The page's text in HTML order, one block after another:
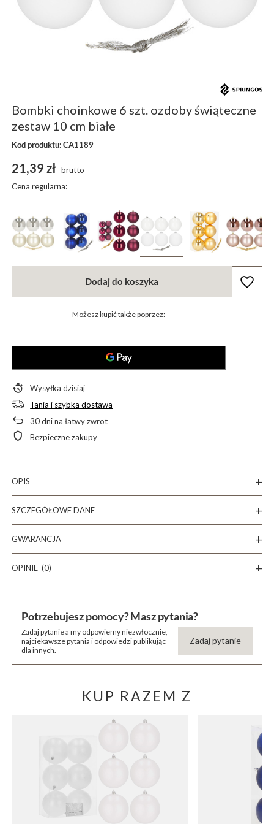
Bombki choinkowe 6 szt. ozdoby świąteczne
zestaw 10 cm białe
Kod produktu: CA1189
21,39 zł brutto
Cena regularna:
Dodaj do koszyka
Możesz kupić także poprzez:
Wysyłkadzisiaj
Tania i szybka dostawa
30dni na łatwy zwrot
Bezpieczne zakupy
OPIS
SZCZEGÓŁOWE DANE
GWARANCJA
OPINIE (0)
Potrzebujesz pomocy? Masz pytania?
Zadaj pytanie a my odpowiemy niezwłocznie,
najciekawsze pytania i odpowiedzi publikując
dla innych.
Zadaj pytanie
KUP RAZEM Z